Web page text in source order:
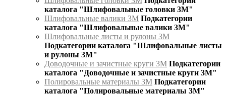
каталога "Шлифовальные головки 3М"
Шлифовальные валики 3М Подкатегории
каталога "Шлифовальные валики 3М"
Шлифовальные листы и рулоны 3М
Подкатегории каталога "Шлифовальные листы
и рулоны 3М"
Доводочные и зачистные круги 3М Подкатегории
каталога "Доводочные и зачистные круги 3М"
Полировальные материалы 3М Подкатегории
каталога "Полировальные материалы 3М"